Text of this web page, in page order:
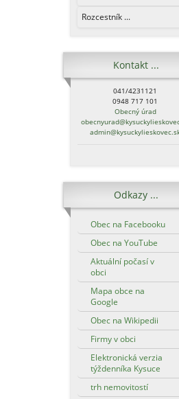
Rozcestník ...
Kontakt ...
041/4231121
0948 717 101
Obecný úrad
Odkazy ...
Obec na Facebooku
Obec na YouTube
Aktuální počasí v
obci
Mapa obce na
Google
Obec na Wikipedii
Firmy v obci
Elektronická verzia
týždenníka Kysuce
trh nemovitostí